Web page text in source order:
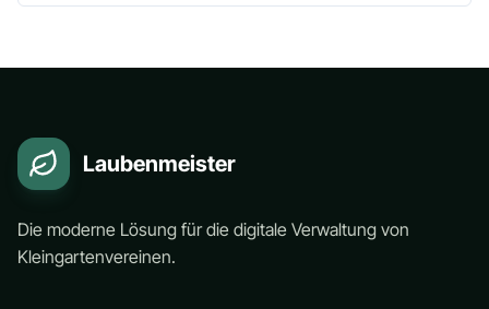
Laubenmeister
Die moderne Lösung für die digitale Verwaltung von
Kleingartenvereinen.